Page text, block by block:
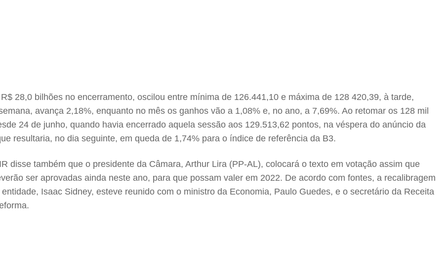
28,0 bilhões no encerramento, oscilou entre mínima de 126.441,10 e máxima de 128 420,39, à tarde,
avança 2,18%, enquanto no mês os ganhos vão a 1,08% e, no ano, a 7,69%. Ao retomar os 128 mil
24 de junho, quando havia encerrado aquela sessão aos 129.513,62 pontos, na véspera do anúncio da
resultaria, no dia seguinte, em queda de 1,74% para o índice de referência da B3.
disse também que o presidente da Câmara, Arthur Lira (PP-AL), colocará o texto em votação assim que
ser aprovadas ainda neste ano, para que possam valer em 2022. De acordo com fontes, a recalibragem
Isaac Sidney, esteve reunido com o ministro da Economia, Paulo Guedes, e o secretário da Receita